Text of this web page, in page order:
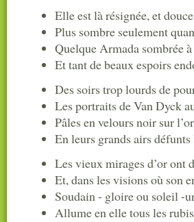
Elle est là résignée, et
Plus sombre seulement
Quelque Armada sombrée
Et tant de beaux espoirs
Des soirs trop lourds de
Les portraits de Van Dyck
Pâles en velours noir sur
En leurs grands airs
Les vieux mirages d’or ont
Et, dans les visions où son
Soudain - gloire ou soleil -
Allume en elle tous les